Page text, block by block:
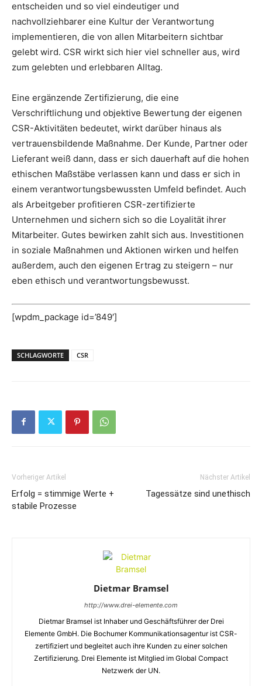
entscheiden und so viel eindeutiger und
nachvollziehbarer eine Kultur der Verantwortung
implementieren, die von allen Mitarbeitern sichtbar
gelebt wird. CSR wirkt sich hier viel schneller aus, wird
zum gelebten und erlebbaren Alltag.
Eine ergänzende Zertifizierung, die eine
Verschriftlichung und objektive Bewertung der eigenen
CSR-Aktivitäten bedeutet, wirkt darüber hinaus als
vertrauensbildende Maßnahme. Der Kunde, Partner oder
Lieferant weiß dann, dass er sich dauerhaft auf die hohen
ethischen Maßstäbe verlassen kann und dass er sich in
einem verantwortungsbewussten Umfeld befindet. Auch
als Arbeitgeber profitieren CSR-zertifizierte
Unternehmen und sichern sich so die Loyalität ihrer
Mitarbeiter. Gutes bewirken zahlt sich aus. Investitionen
in soziale Maßnahmen und Aktionen wirken und helfen
außerdem, auch den eigenen Ertrag zu steigern – nur
eben ethisch und verantwortungsbewusst.
[wpdm_package id=’849′]
SCHLAGWORTE CSR
Vorheriger Artikel
Erfolg = stimmige Werte +
stabile Prozesse
Nächster Artikel
Tagessätze sind unethisch
Dietmar Bramsel
http://www.drei-elemente.com
Dietmar Bramsel ist Inhaber und Geschäftsführer der Drei
Elemente GmbH. Die Bochumer Kommunikationsagentur ist CSR-
zertifiziert und begleitet auch ihre Kunden zu einer solchen
Zertifizierung. Drei Elemente ist Mitglied im Global Compact
Netzwerk der UN.